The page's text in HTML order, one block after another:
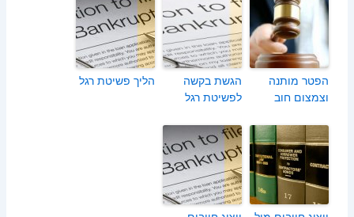
הפטר מותנה
וצמצום חוב
הגשת בקשה
לפשיטת רגל
הליך פשיטת רגל